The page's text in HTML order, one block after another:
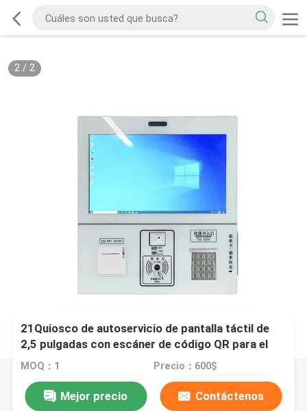
2/ 2
21Quiosco de autoservicio de pantalla táctil de
2,5 pulgadas con escáner de código QR para el
registro y pago en el hospital
MOQ：1 Precio：600$
Mejor precio Contáctenos